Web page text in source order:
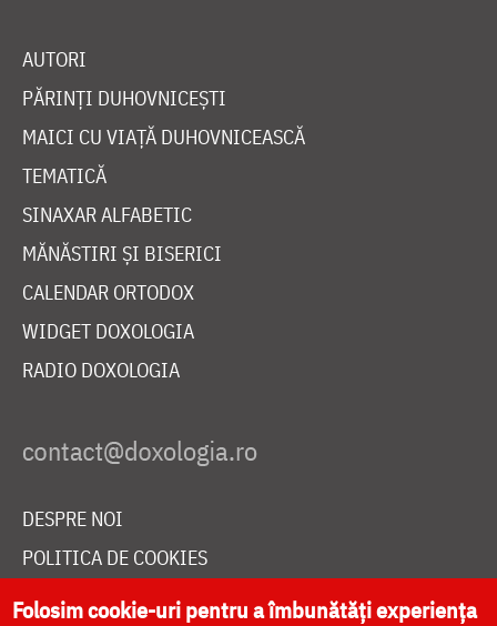
AUTORI
PĂRINȚI DUHOVNICEȘTI
MAICI CU VIAȚĂ DUHOVNICEASCĂ
TEMATICĂ
SINAXAR ALFABETIC
MĂNĂSTIRI ȘI BISERICI
CALENDAR ORTODOX
WIDGET DOXOLOGIA
RADIO DOXOLOGIA
DESPRE NOI
POLITICA DE COOKIES
DONEAZĂ ONLINE PENTRU CATEDRALA NAȚIONALĂ
Folosim cookie-uri pentru a îmbunătăți experiența